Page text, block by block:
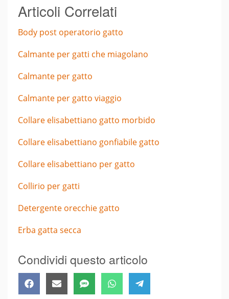
Articoli Correlati
Body post operatorio gatto
Calmante per gatti che miagolano
Calmante per gatto
Calmante per gatto viaggio
Collare elisabettiano gatto morbido
Collare elisabettiano gonfiabile gatto
Collare elisabettiano per gatto
Collirio per gatti
Detergente orecchie gatto
Erba gatta secca
Condividi questo articolo
Share
on
FacebookShare
on
Email Share
on
SMS Share
on
WhatsAppShare
on